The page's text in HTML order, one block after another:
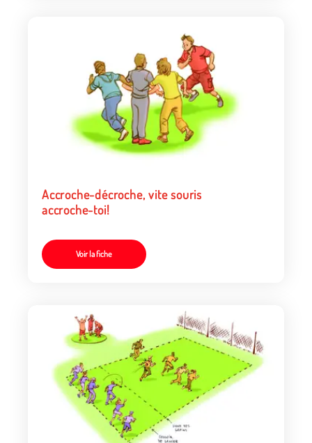
Accroche-décroche, vite souris
accroche-toi!
Voir la fiche